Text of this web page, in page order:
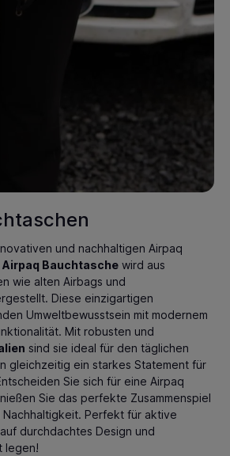
und nachhaltigen Airpaq
Airpaq Bauchtasche wird aus
wie alten Airbags und
Diese einzigartigen
Umweltbewusstsein mit modernem
Mit robusten und
sind sie ideal für den täglichen
gleichzeitig ein starkes Statement für
Sie sich für eine Airpaq
Sie das perfekte Zusammenspiel
Nachhaltigkeit. Perfekt für aktive
durchdachtes Design und
legen!